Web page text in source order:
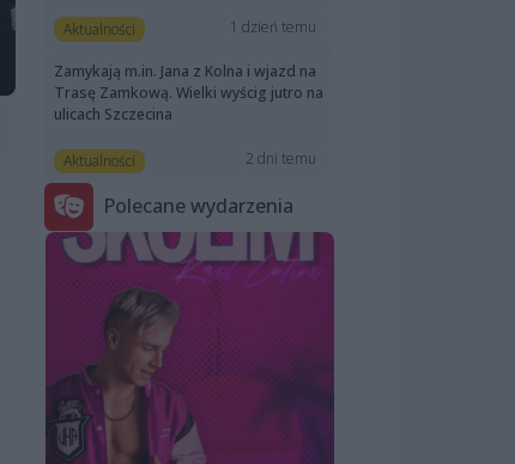
Aktualności 1 dzień temu
Zamykają m.in. Jana z Kolna i wjazd na
Trasę Zamkową. Wielki wyścig jutro na
ulicach Szczecina
Aktualności 2 dni temu
Polecane wydarzenia